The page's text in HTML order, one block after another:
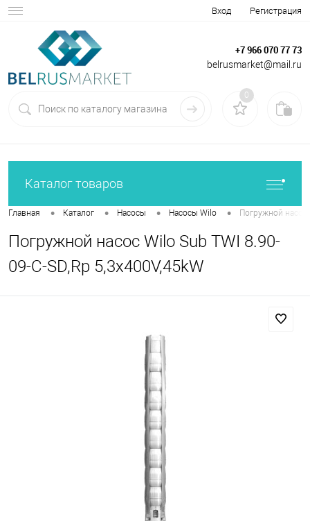
Вход Регистрация
+7 966 070 77 73
belrusmarket@mail.ru
0
Каталог товаров
Главная • Каталог • Насосы • Насосы Wilo • Погружной насос
Погружной насос Wilo Sub TWI 8.90-
09-C-SD,Rp 5,3x400V,45kW